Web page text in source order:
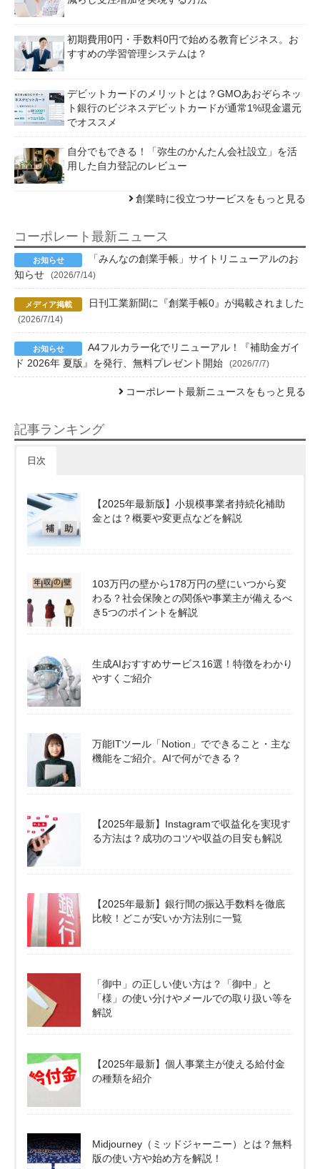
初期費用0円・手数料0円で始める教育ビジネス。お
すすめの学習管理システムは？
デビットカードのメリットとは？GMOあおぞらネッ
ト銀行のビジネスデビットカードが通常1%現金還元
でオススメ
自分でもできる！「弥生のかんたん会社設立」を活
用した自力登記のレビュー
創業時に役立つサービスをもっと見る
コーポレート最新ニュース
「みんなの創業手帳」サイトリニューアルのお
知らせ
(2026/7/14)
日刊工業新聞に『創業手帳0』が掲載されました
(2026/7/14)
A4フルカラー化でリニューアル！『補助金ガイ
ド 2026年 夏版』を発行、無料プレゼント開始
(2026/7/7)
コーポレート最新ニュースをもっと見る
記事ランキング
日次
【2025年最新版】小規模事業者持続化補助
金とは？概要や変更点などを解説
103万円の壁から178万円の壁にいつから変
わる？社会保険との関係や事業主が備えるべ
き5つのポイントを解説
生成AIおすすめサービス16選！特徴をわかり
やすくご紹介
万能ITツール「Notion」でできること・主な
機能をご紹介。AIで何ができる？
【2025年最新】Instagramで収益化を実現す
る方法は？成功のコツや収益の目安も解説
【2025年最新】銀行間の振込手数料を徹底
比較！どこが安いか方法別に一覧
「御中」の正しい使い方は？「御中」と
「様」の使い分けやメールでの取り扱い等を
解説
【2025年最新】個人事業主が使える給付金
の種類を紹介
Midjourney（ミッドジャーニー）とは？無料
版の使い方や始め方を解説！